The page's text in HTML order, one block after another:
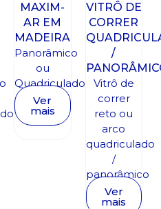
MAXIM-
AR EM
MADEIRA
Panorâmico
ou
Quadriculado
Ver
mais
VITRÔ DE
CORRER
/
Vitrô de
correr
reto ou
arco
quadriculado
/
panorâmico
Ver
mais